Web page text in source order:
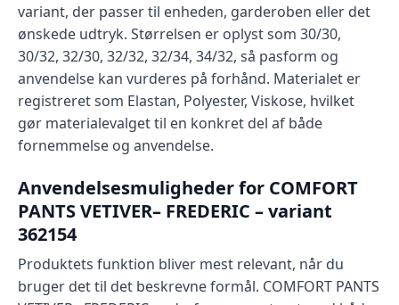
variant, der passer til enheden, garderoben eller det
ønskede udtryk. Størrelsen er oplyst som 30/30,
30/32, 32/30, 32/32, 32/34, 34/32, så pasform og
anvendelse kan vurderes på forhånd. Materialet er
registreret som Elastan, Polyester, Viskose, hvilket
gør materialevalget til en konkret del af både
fornemmelse og anvendelse.
Anvendelsesmuligheder for COMFORT
PANTS VETIVER– FREDERIC – variant
362154
Produktets funktion bliver mest relevant, når du
bruger det til det beskrevne formål. COMFORT PANTS